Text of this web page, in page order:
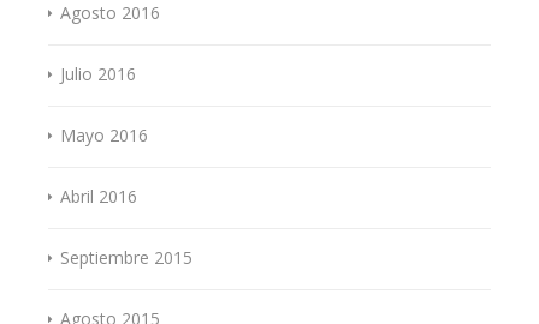
Agosto 2016
Julio 2016
Mayo 2016
Abril 2016
Septiembre 2015
Agosto 2015